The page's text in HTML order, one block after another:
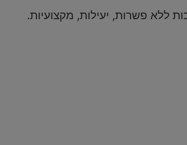
ללא פשרות, יעילות, מקצועיות.